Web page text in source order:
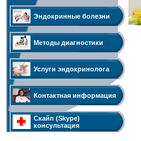
Эндокринные болезни
Методы диагностики
Услуги эндокринолога
Контактная информация
Скайп (Skype)
консультация